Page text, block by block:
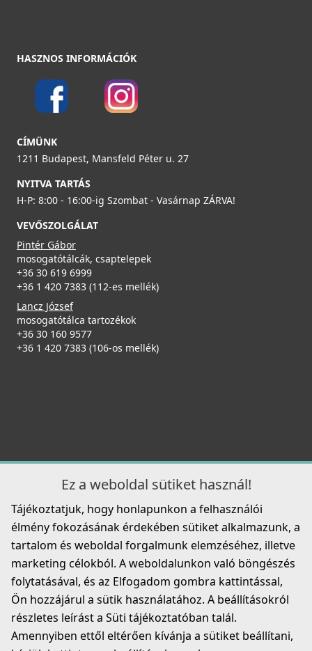
HASZNOS INFORMÁCIÓK
CÍMÜNK
1211 Budapest, Mansfeld Péter u. 27
NYITVA TARTÁS
H-P: 8:00 - 16:00-ig Szombat - Vasárnap ZÁRVA!
VEVŐSZOLGÁLAT
Pintér Gábor
mosogatótálcák, csaptelepek
+36 30 619 6999
+36 1 420 7383 (112-es mellék)
Lancz József
mosogatótálca tartozékok
+36 30 160 9577
+36 1 420 7383 (106-os mellék)
Ez a weboldal sütiket használ!
Tájékoztatjuk, hogy honlapunkon a felhasználói
élmény fokozásának érdekében sütiket alkalmazunk, a
tartalom és weboldal forgalmunk elemzéséhez, illetve
marketing célokból. A weboldalunkon való böngészés
folytatásával, és az Elfogadom gombra kattintással,
Ön hozzájárul a sütik használatához. A beállításokról
részletes leírást a Süti tájékoztatóban talál.
Amennyiben ettől eltérően kívánja a sütiket beállítani,